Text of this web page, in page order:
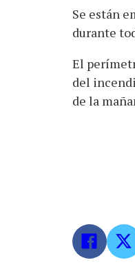
Se están
durante
El
del
de la